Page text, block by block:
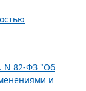
N 82-ФЗ "Об
и